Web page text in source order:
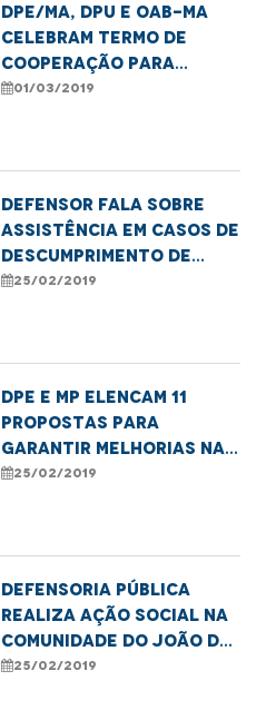
DPE/MA, DPU e OAB-MA
celebram termo de
cooperação para
atuação conjunta
01/03/2019
Defensor fala sobre
assistência em casos de
descumprimento de
decisão judicial
25/02/2019
DPE e MP elencam 11
propostas para
garantir melhorias na
unidade de saúde
25/02/2019
Defensoria Pública
realiza ação social na
comunidade do João de
Deus
25/02/2019